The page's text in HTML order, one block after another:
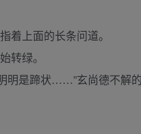
上面的长条问道。
转绿。
是蹄状……”玄尚德不解